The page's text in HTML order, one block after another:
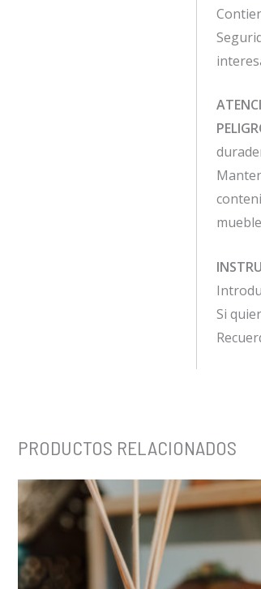
Si
PRODUCTOS RELACIONADOS